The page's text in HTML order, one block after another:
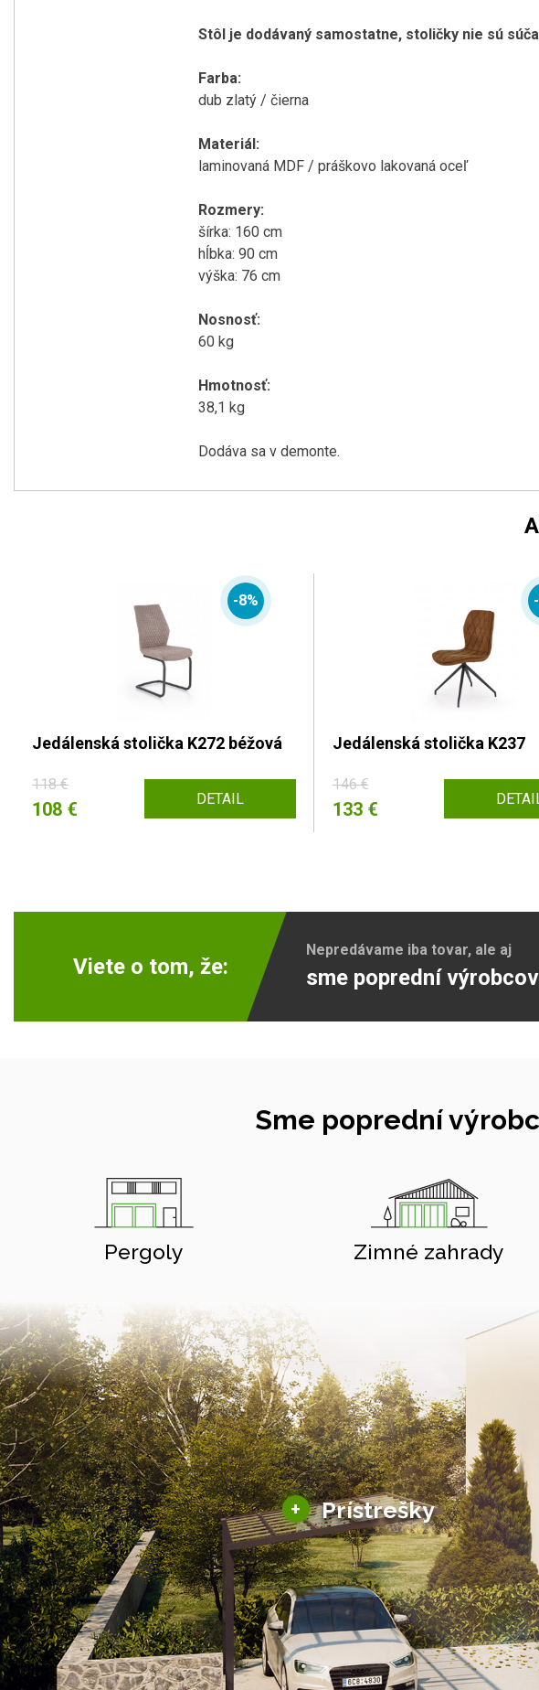
Stôl je dodávaný samostatne, stoličky nie sú
Farba:
dub zlatý / čierna
Materiál:
laminovaná MDF / práškovo lakovaná oceľ
Rozmery:
šírka: 160 cm
hĺbka: 90 cm
výška: 76 cm
Nosnosť:
60 kg
Hmotnosť:
38,1 kg
Dodáva sa v demonte.
-8%
Jedálenská stolička K272 béžová
118 €
108 € DETAIL
Jedálenská stolička K237
146 €
133 €
Viete o tom, že:
Nepredávame iba tovar, ale aj
sme poprední
Sme poprední
Pergoly Zimné zahrady
+ Prístrešky
Hliníkové prístrešky
Solárne prístrešky pre auto